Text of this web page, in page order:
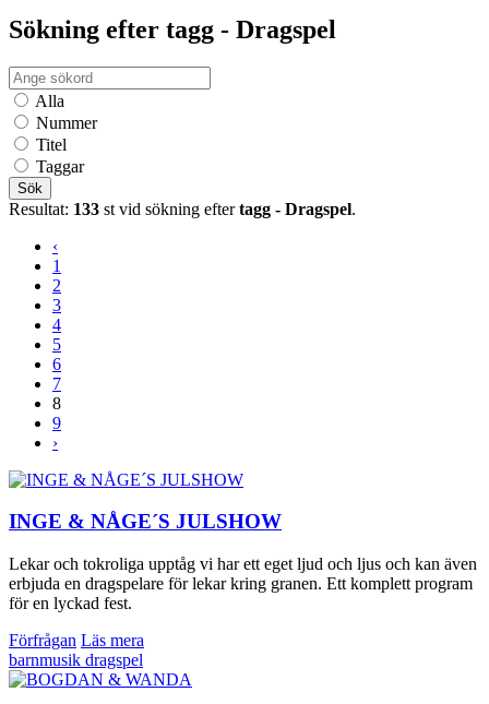
Sökning efter tagg - Dragspel
Alla
Nummer
Titel
Taggar
Sök
Resultat: 133 st vid sökning eftertagg - Dragspel.
‹
1
2
3
4
5
6
7
8
9
›
INGE & NÅGE´S JULSHOW
Lekar och tokroliga upptåg vi har ett eget ljud och ljus och kan även
erbjuda en dragspelare för lekar kring granen. Ett komplett program
för en lyckad fest.
Förfrågan Läs mera
barnmusik dragspel